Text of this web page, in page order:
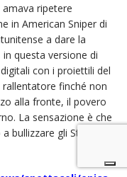
ripetere
in American Sniper di
a dare la
questa versione di
con i proiettili del
finché non
alla fronte, il povero
La sensazione è che
bullizzare gli Stati